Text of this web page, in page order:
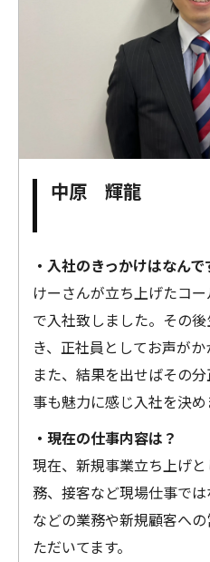
中原 輝龍
・入社のきっかけはなんで
けーさんが立ち上げたコ
で入社致しました。その
き、正社員としてお声がか
また、結果を出せばその
事も魅力に感じ入社を決め
・現在の仕事内容は？
現在、新規事業立ち上げ
務、接客など現場仕事で
などの業務や新規顧客へ
ただいてます。